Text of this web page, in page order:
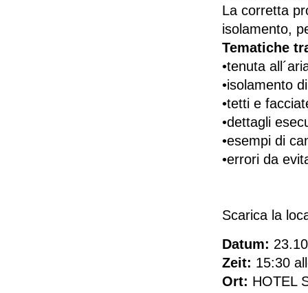
La corretta
isolamento,
Tematiche
•tenuta
•isolamento
•tetti e
•dettagli
•esempi di
•errori da
Scarica la
Datum:
Zeit: 15:30
Ort: HOTEL